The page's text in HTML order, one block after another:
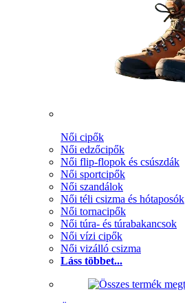
Női cipők
Női edzőcipők
Női flip-flopok és csúszdák
Női sportcipők
Női szandálok
Női téli csizma és hótaposók
Női tornacipők
Női túra- és túrabakancsok
Női vízi cipők
Női vizálló csizma
Láss többet...